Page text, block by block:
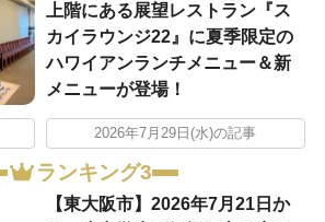
上階にある展望レストラン『ス
カイラウンジ22』に夏季限定の
ハワイアンランチメニュー＆新
メニューが登場！
2026年7月29日(水)の記事
ランキング3
【東大阪市】2026年7月21日か